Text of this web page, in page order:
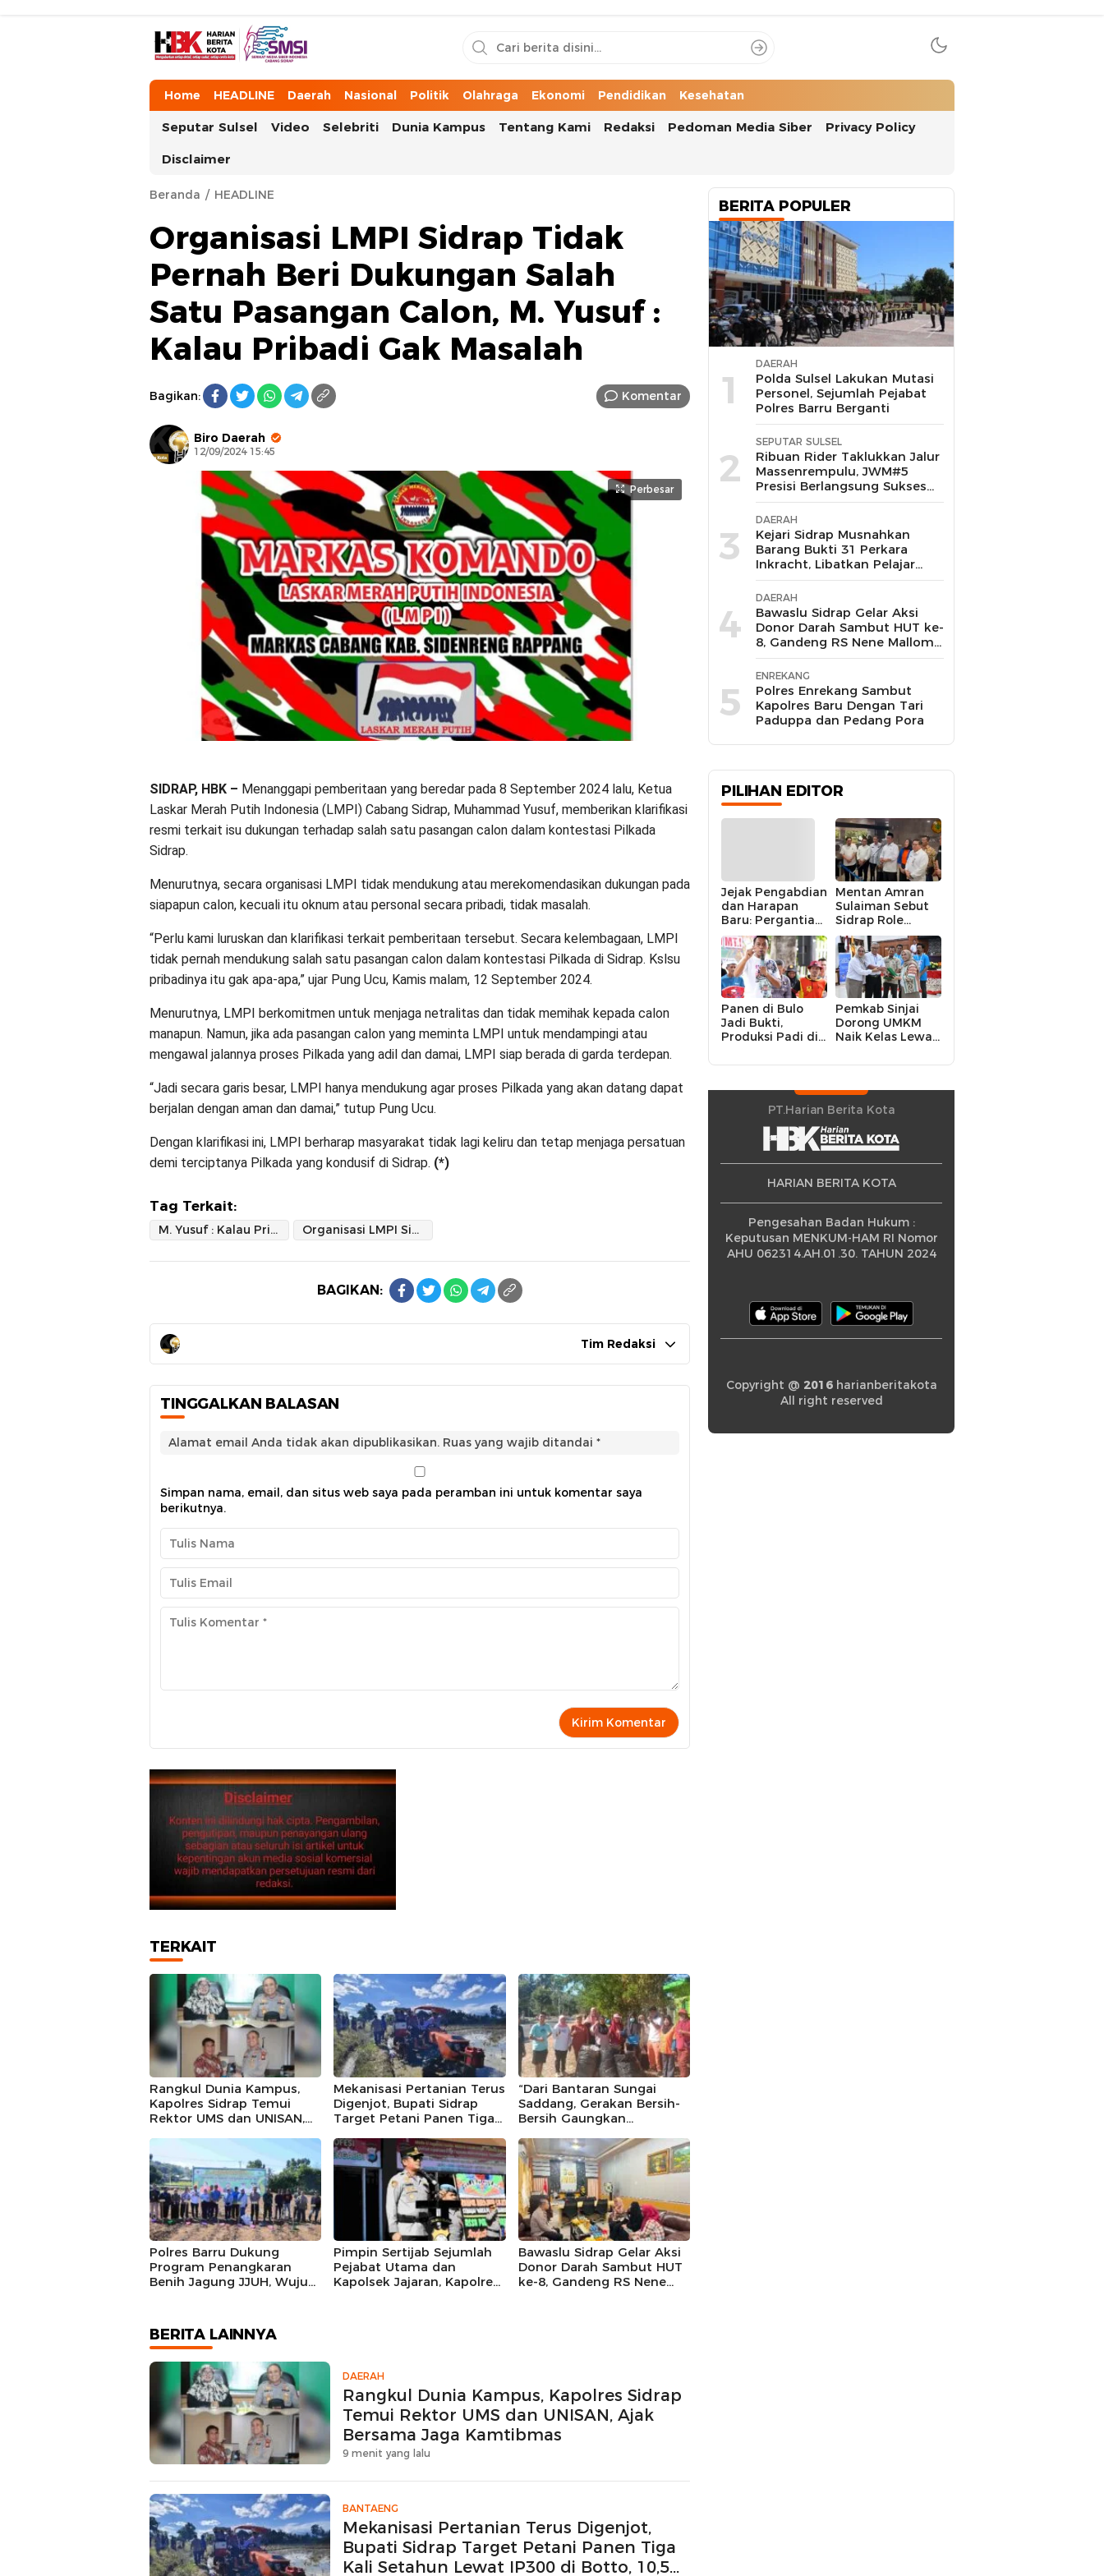
HarianBeritaKota
Mengabarkan Setiap Detil, Sudut, dan Cerita Kota
Home HEADLINE Daerah Nasional Politik Olahraga Ekonomi Pendidikan Kesehatan
Seputar Sulsel Video Selebriti Dunia Kampus Tentang Kami Redaksi Pedoman Media Siber Privacy Policy
Disclaimer
Beranda HEADLINE
Organisasi LMPI Sidrap Tidak
Pernah Beri Dukungan Salah
Satu Pasangan Calon, M. Yusuf :
Kalau Pribadi Gak Masalah
Bagikan: Komentar
Biro Daerah
12/09/2024 15:45
Perbesar
SIDRAP, HBK – Menanggapi pemberitaan yang beredar pada 8 September 2024 lalu, Ketua
Laskar Merah Putih Indonesia (LMPI) Cabang Sidrap, Muhammad Yusuf, memberikan klarifikasi
resmi terkait isu dukungan terhadap salah satu pasangan calon dalam kontestasi Pilkada
Sidrap.
Menurutnya, secara organisasi LMPI tidak mendukung atau merekomendasikan dukungan pada
siapapun calon, kecuali itu oknum atau personal secara pribadi, tidak masalah.
“Perlu kami luruskan dan klarifikasi terkait pemberitaan tersebut. Secara kelembagaan, LMPI
tidak pernah mendukung salah satu pasangan calon dalam kontestasi Pilkada di Sidrap. Kslsu
pribadinya itu gak apa-apa,” ujar Pung Ucu, Kamis malam, 12 September 2024.
Menurutnya, LMPI berkomitmen untuk menjaga netralitas dan tidak memihak kepada calon
manapun. Namun, jika ada pasangan calon yang meminta LMPI untuk mendampingi atau
mengawal jalannya proses Pilkada yang adil dan damai, LMPI siap berada di garda terdepan.
“Jadi secara garis besar, LMPI hanya mendukung agar proses Pilkada yang akan datang dapat
berjalan dengan aman dan damai,” tutup Pung Ucu.
Dengan klarifikasi ini, LMPI berharap masyarakat tidak lagi keliru dan tetap menjaga persatuan
demi terciptanya Pilkada yang kondusif di Sidrap. (*)
Tag Terkait:
M. Yusuf : Kalau Pribadi Gak Masalah Organisasi LMPI Sidrap Tidak Pernah Beri Dukungan Salah Satu Pasangan Calon
BAGIKAN:
Tim Redaksi
TINGGALKAN BALASAN
Alamat email Anda tidak akan dipublikasikan. Ruas yang wajib ditandai *
Simpan nama, email, dan situs web saya pada peramban ini untuk komentar saya
berikutnya.
TERKAIT
Rangkul Dunia Kampus,
Kapolres Sidrap Temui
Rektor UMS dan UNISAN,
Mekanisasi Pertanian Terus
Digenjot, Bupati Sidrap
Target Petani Panen Tiga
di Botto, 10,5 Hektare
Sawah Langsung Diolah
dengan Rotavator dan
“Dari Bantaran Sungai
Saddang, Gerakan Bersih-
Bersih Gaungkan
Lingkungan”.
Polres Barru Dukung
Program Penangkaran
Benih Jagung JJUH, Wujud
Pimpin Sertijab Sejumlah
Pejabat Utama dan
Kapolsek Jajaran, Kapolres
Bawaslu Sidrap Gelar Aksi
Donor Darah Sambut HUT
ke-8, Gandeng RS Nene
BERITA LAINNYA
DAERAH
Rangkul Dunia Kampus, Kapolres Sidrap
Temui Rektor UMS dan UNISAN, Ajak
Bersama Jaga Kamtibmas
9 menit yang lalu
BANTAENG
Mekanisasi Pertanian Terus Digenjot,
Bupati Sidrap Target Petani Panen Tiga
Kali Setahun Lewat IP300 di Botto, 10,5
BERITA POPULER
1
DAERAH
Polda Sulsel Lakukan Mutasi
Personel, Sejumlah Pejabat
Polres Barru Berganti
2
SEPUTAR SULSEL
Ribuan Rider Taklukkan Jalur
Massenrempulu, JWM#5
Presisi Berlangsung Sukses
dan Kondusif
3
DAERAH
Kejari Sidrap Musnahkan
Barang Bukti 31 Perkara
Inkracht, Libatkan Pelajar
untuk Edukasi Bahaya
Narkoba
4
DAERAH
Bawaslu Sidrap Gelar Aksi
Donor Darah Sambut HUT ke-
8, Gandeng RS Nene Mallomo
dan Polres
5
ENREKANG
Polres Enrekang Sambut
Kapolres Baru Dengan Tari
Paduppa dan Pedang Pora
PILIHAN EDITOR
Jejak Pengabdian
dan Harapan
Baru: Pergantian
Kapolres Sidrap
dalam Perspektif
Karier Dua
Perwira
Mentan Amran
Sulaiman Sebut
Sidrap Role
Model Nasional
dalam Menjaga
Stabilitas Harga
Telur
Panen di Bulo
Jadi Bukti,
Produksi Padi di
Kecamatan
Rekor
Peningkatan
Pemkab Sinjai
Dorong UMKM
Naik Kelas Lewat
Strategis
PT.Harian Berita Kota
HARIAN BERITA KOTA
Pengesahan Badan Hukum :
Keputusan MENKUM-HAM RI Nomor
AHU 062314.AH.01.30. TAHUN 2024
Copyright @ 2016harianberitakota
All right reserved